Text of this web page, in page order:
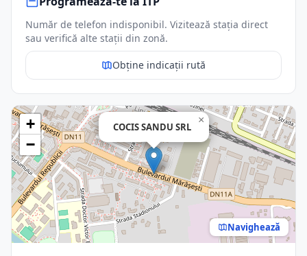
Număr de telefon indisponibil. Vizitează stația direct
sau verifică alte stații din zonă.
Obține indicații rută
COCIS SANDU SRL
×
+
−
Navighează